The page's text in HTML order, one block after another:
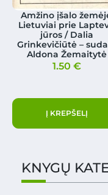
Amžino įšalo
Lietuviai prie
jūros / Dalia
Grinkevičiūtė –
Aldona Žemaitytė
1.50€
Į KREPŠELĮ
KNYGŲ